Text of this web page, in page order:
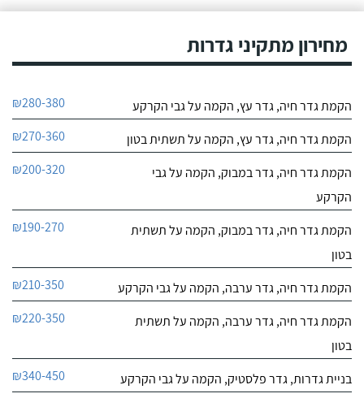
לפרטי העסק
מחירון מתקיני גדרות
הקמת גדר חיה, גדר עץ, הקמה על גבי הקרקע ₪280-380
הקמת גדר חיה, גדר עץ, הקמה על תשתית בטון ₪270-360
הקמת גדר חיה, גדר במבוק, הקמה על גבי
הקרקע
₪200-320
הקמת גדר חיה, גדר במבוק, הקמה על תשתית
בטון
₪190-270
הקמת גדר חיה, גדר ערבה, הקמה על גבי הקרקע ₪210-350
הקמת גדר חיה, גדר ערבה, הקמה על תשתית
בטון
₪220-350
בניית גדרות, גדר פלסטיק, הקמה על גבי הקרקע ₪340-450